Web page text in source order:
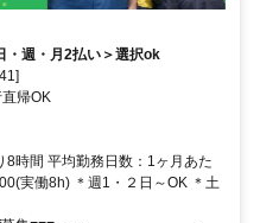
週・月2払い＞選択ok
帰OK
時間 平均勤務日数：1ヶ月あた
実働8h) ＊週1・２日～OK ＊土